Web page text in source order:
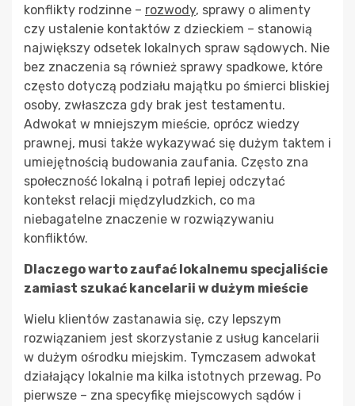
konflikty rodzinne – rozwody, sprawy o alimenty
czy ustalenie kontaktów z dzieckiem – stanowią
największy odsetek lokalnych spraw sądowych. Nie
bez znaczenia są również sprawy spadkowe, które
często dotyczą podziału majątku po śmierci bliskiej
osoby, zwłaszcza gdy brak jest testamentu.
Adwokat w mniejszym mieście, oprócz wiedzy
prawnej, musi także wykazywać się dużym taktem i
umiejętnością budowania zaufania. Często zna
społeczność lokalną i potrafi lepiej odczytać
kontekst relacji międzyludzkich, co ma
niebagatelne znaczenie w rozwiązywaniu
konfliktów.
Dlaczego warto zaufać lokalnemu specjaliście
zamiast szukać kancelarii w dużym mieście
Wielu klientów zastanawia się, czy lepszym
rozwiązaniem jest skorzystanie z usług kancelarii
w dużym ośrodku miejskim. Tymczasem adwokat
działający lokalnie ma kilka istotnych przewag. Po
pierwsze – zna specyfikę miejscowych sądów i